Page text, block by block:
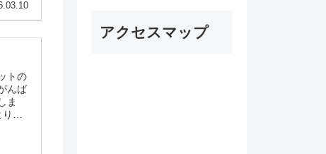
トの
んば
ま
受
ヤアクセスマップ